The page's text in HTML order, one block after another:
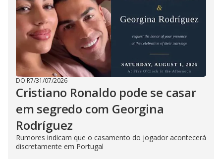
DO R7/31/07/2026
Cristiano Ronaldo pode se casar
em segredo com Georgina
Rodríguez
Rumores indicam que o casamento do jogador acontecerá
discretamente em Portugal